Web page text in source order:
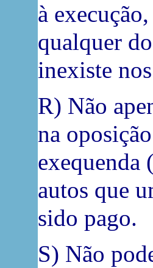
à
qualquer
inexiste
R) Não
na
autos que
sido pago.
S) Não